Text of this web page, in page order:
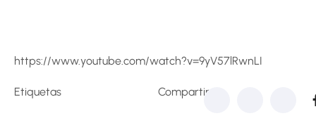
https://www.youtube.com/watch?v=9yV57lRwnLI
Etiquetas Compartir: